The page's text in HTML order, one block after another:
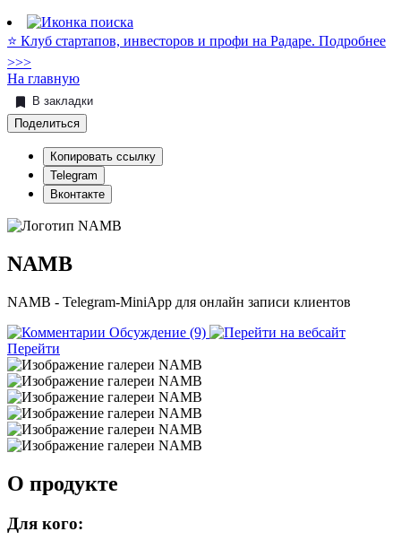
⭐️ Клуб стартапов, инвесторов и профи на Радаре. Подробнее
>>>
На главную
В закладки
Поделиться
Копировать ссылку
Telegram
Вконтакте
NAMB
NAMB - Telegram-MiniApp для онлайн записи клиентов
Обсуждение (9)
Перейти
О продукте
Для кого: